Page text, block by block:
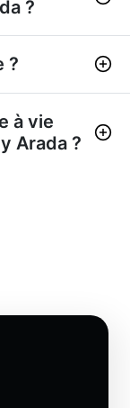
?
?
à vie
Arada ?